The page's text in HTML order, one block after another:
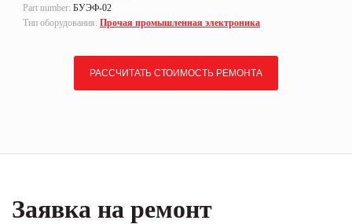
Part number: БУЭФ-02
Тип оборудования: Прочая промышленная электроника
РАССЧИТАТЬ СТОИМОСТЬ РЕМОНТА
Заявка на ремонт